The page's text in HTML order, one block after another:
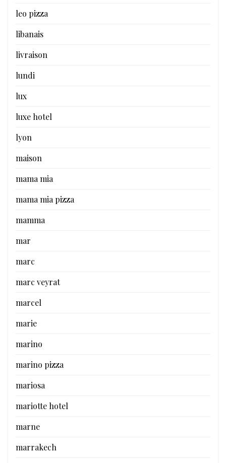
leo pizza
libanais
livraison
lundi
lux
luxe hotel
lyon
maison
mama mia
mama mia pizza
mamma
mar
marc
marc veyrat
marcel
marie
marino
marino pizza
mariosa
mariotte hotel
marne
marrakech